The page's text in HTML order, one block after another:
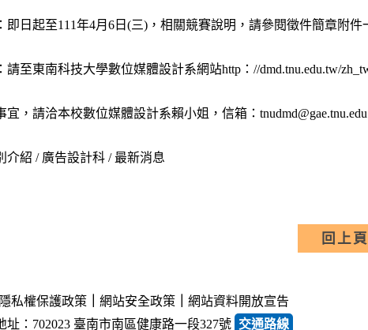
即日起至111年4月6日(三)，相關競賽說明，請參閱徵件簡章附件
請至東南科技大學數位媒體設計系網站http：//dmd.tnu.edu.tw/
宜，請洽本校數位媒體設計系賴小姐，信箱：
介紹 / 廣告設計科 / 最新消息
回上頁
隱私權保護政策 網站安全政策
網站資料開放宣告
址：702023 臺南市南區健康路一段327號 交通路線